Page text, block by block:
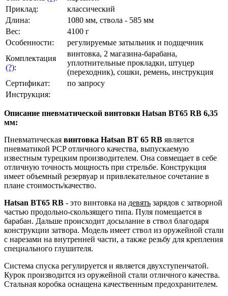
Приклад:
классический
Длина:
1080 мм, ствола - 585 мм
Вес:
4100 г
Особенности:
регулируемые затыльник и подщечник
Комплектация
(?):
винтовка, 2 магазина-барабана,
уплотнительные прокладки, штуцер
(переходник), сошки, ремень, инструкция
Сертификат:
по запросу
Инструкция:
Описание пневматической винтовки Hatsan BT65 RB 6,35
мм:
Пневматическая винтовка Hatsan BT 65 RB является
пневматикой PCP отличного качества, выпускаемую
известным турецким производителем. Она совмещает в себе
отличную точность мощность при стрельбе. Конструкция
имеет объемный резервуар и привлекательное сочетание в
плане стоимость/качество.
Hatsan BT65 RB - это винтовка на девять зарядов с затворной
частью продольно-скользящего типа. Пуля помещается в
барабан. Дальше происходит досылание в ствол благодаря
конструкции затвора. Модель имеет ствол из оружейной стали
с нарезами на внутренней части, а также резьбу для крепления
специального глушителя.
Система спуска регулируется и является двухступенчатой.
Курок производится из оружейной стали отличного качества.
Стальная коробка оснащена качественным предохранителем.